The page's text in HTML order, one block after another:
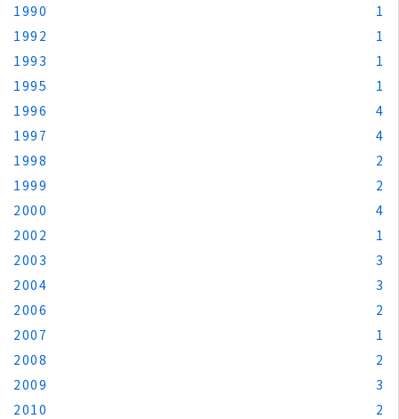
1990
1
1992
1
1993
1
1995
1
1996
4
1997
4
1998
2
1999
2
2000
4
2002
1
2003
3
2004
3
2006
2
2007
1
2008
2
2009
3
2010
2